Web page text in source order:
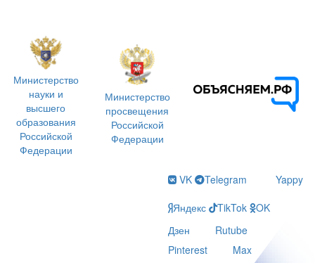
Министерство
науки и
высшего
образования
Российской
Федерации
Министерство
просвещения
Российской
Федерации
VK Telegram
Yappy
Яндекс
TikTok
OK
Дзен
Rutube
Pinterest
Max